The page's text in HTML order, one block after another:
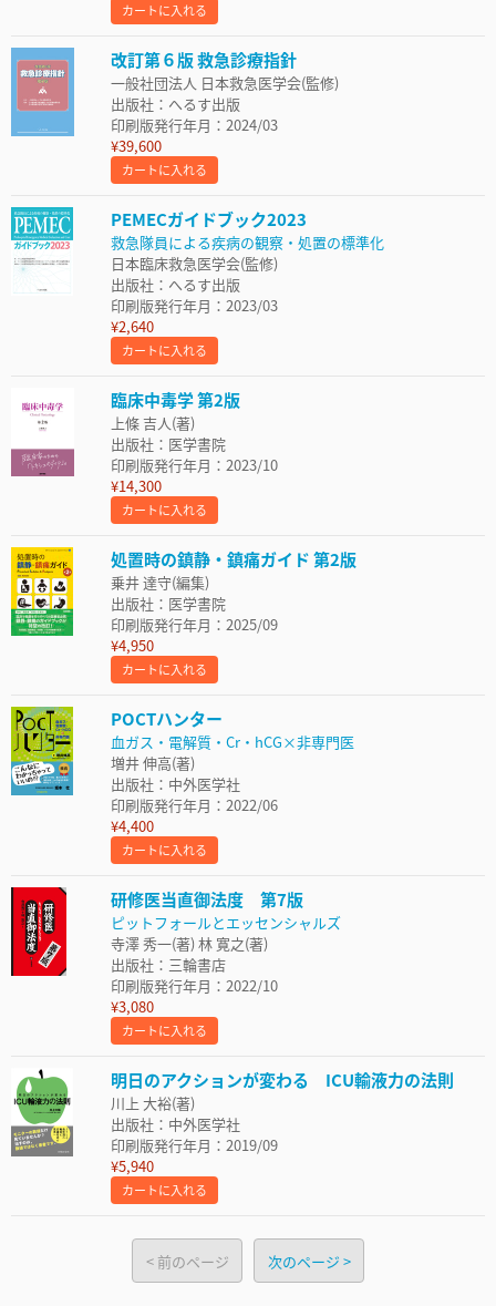
カートに入れる
改訂第６版 救急診療指針
一般社団法人 日本救急医学会(監修)
出版社：へるす出版
印刷版発行年月：2024/03
¥39,600
カートに入れる
PEMECガイドブック2023
救急隊員による疾病の観察・処置の標準化
日本臨床救急医学会(監修)
出版社：へるす出版
印刷版発行年月：2023/03
¥2,640
カートに入れる
臨床中毒学 第2版
上條 吉人(著)
出版社：医学書院
印刷版発行年月：2023/10
¥14,300
カートに入れる
処置時の鎮静・鎮痛ガイド 第2版
乗井 達守(編集)
出版社：医学書院
印刷版発行年月：2025/09
¥4,950
カートに入れる
POCTハンター
血ガス・電解質・Cr・hCG×非専門医
増井 伸高(著)
出版社：中外医学社
印刷版発行年月：2022/06
¥4,400
カートに入れる
研修医当直御法度 第7版
ピットフォールとエッセンシャルズ
寺澤 秀一(著) 林 寛之(著)
出版社：三輪書店
印刷版発行年月：2022/10
¥3,080
カートに入れる
明日のアクションが変わる ICU輸液力の法則
川上 大裕(著)
出版社：中外医学社
印刷版発行年月：2019/09
¥5,940
カートに入れる
前のページ 次のページ